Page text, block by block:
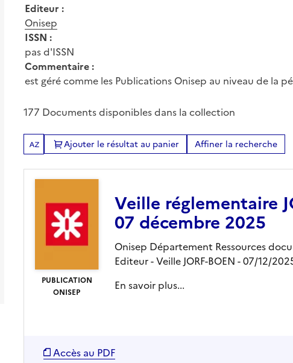
Editeur :
Onisep
ISSN :
pas d'ISSN
Commentaire :
est géré comme les Publications Onisep au niveau de la
177 Documents disponibles dans la collection
Tris disponibles (Ouverture d'une modale)
Ajouter le résultat au panier Affiner la recherche
PUBLICATION
ONISEP
Veille réglementaire
07 décembre 2025
Onisep Département Ressources
Editeur- Veille JORF-BOEN - 07/12/
En savoir plus...
Accès au PDF